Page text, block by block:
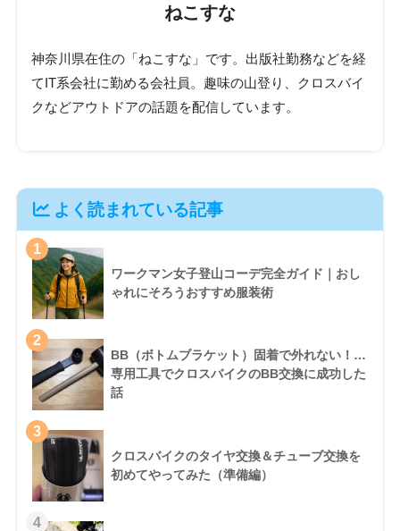
ねこすな
神奈川県在住の「ねこすな」です。出版社勤務などを経
てIT系会社に勤める会社員。趣味の山登り、クロスバイ
クなどアウトドアの話題を配信しています。
よく読まれている記事
1
ワークマン女子登山コーデ完全ガイド｜おし
ゃれにそろうおすすめ服装術
2
BB（ボトムブラケット）固着で外れない！…
専用工具でクロスバイクのBB交換に成功した
話
3
クロスバイクのタイヤ交換＆チューブ交換を
初めてやってみた（準備編）
4